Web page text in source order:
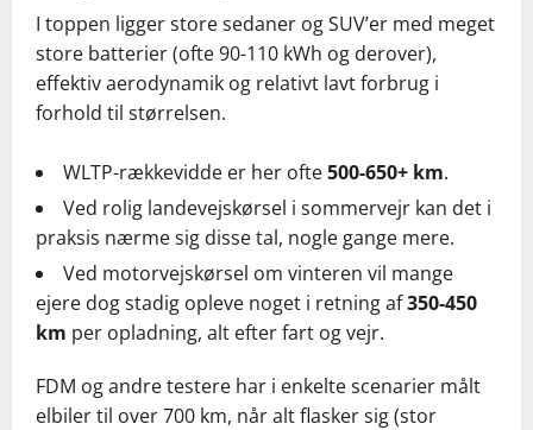
I toppen ligger store sedaner og SUV’er med meget
store batterier (ofte 90-110 kWh og derover),
effektiv aerodynamik og relativt lavt forbrug i
forhold til størrelsen.
WLTP-rækkevidde er her ofte500-650+ km.
Ved rolig landevejskørsel i sommervejr kan det i
praksis nærme sig disse tal, nogle gange mere.
Ved motorvejskørsel om vinteren vil mange
ejere dog stadig opleve noget i retning af350-450
km per opladning, alt efter fart og vejr.
FDM og andre testere har i enkelte scenarier målt
elbiler til over 700 km, når alt flasker sig (stor